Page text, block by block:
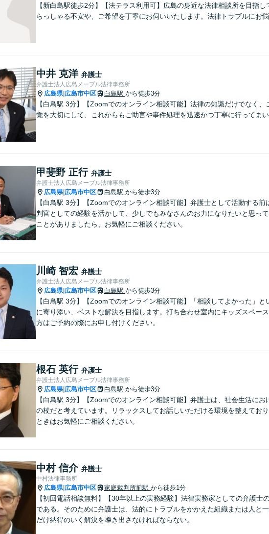
【新白島駅徒歩2分】【法テラス利用可】広島の身近な法律相談所を目指
らっしゃる不安や、ご希望を丁寧にお伺いいたします。法律トラブルにお
中井 克洋 弁護士
弁護士法人広島メープル法律事務所
広島県| 広島市中区 白島駅 から徒歩3分
【白鳥駅 3分】【Zoomでのオンライン相談可能】法律の知識だけでなく
覚を大切にして、これからもご助言や事件処理を迅速かつ丁寧に行ってま
甲斐野 正行 弁護士
弁護士法人広島メープル法律事務所
広島県| 広島市中区 白島駅 から徒歩3分
【白鳥駅 3分】【Zoomでのオンライン相談可能】弁護士として活動する
判官としての経験を活かして、少しでもみなさんのお力になりたいと思っ
ことがありましたら、お気軽にご相談ください。
川崎 智宏 弁護士
弁護士法人広島メープル法律事務所
広島県| 広島市中区 白島駅 から徒歩3分
【白鳥駅 3分】【Zoomでのオンライン相談可能】「相談してよかった」
に寄り添い、ベストな解決を目指します。打ち合わせ室内にキッズスペー
方はご予約の際にお申し付けください。
根石 英行 弁護士
弁護士法人広島メープル法律事務所
広島県| 広島市中区 白島駅 から徒歩3分
【白鳥駅 3分】【Zoomでのオンライン相談可能】弁護士は、社会生活に
の杖だと考えています。リラックスしてお話しいただける環境を整えてお
ときはお気軽にご相談ください。
中村 信介 弁護士
中村法律事務所
広島県| 広島市中区 家庭裁判所前駅 から徒歩1分
【初回電話相談無料】【30年以上の実務経験】法律実務家としての弁護士
である。そのために弁護士は、法的にトラブルをかかえた組織または人と
だけ納得のいく解決を導き出さなければならない。